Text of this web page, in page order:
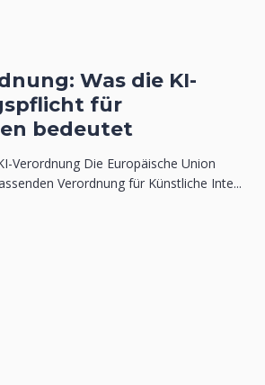
Was die KI-
für
bedeutet
Verordnung Die Europäische Union
Verordnung für Künstliche Inte...